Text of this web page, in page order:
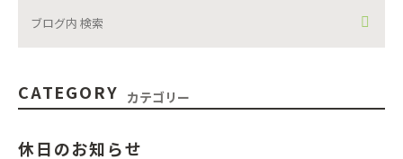
CATEGORY カテゴリー
休日のお知らせ